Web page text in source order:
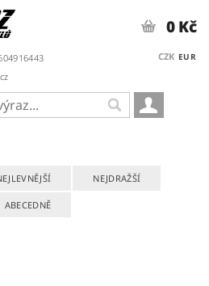
CZK EUR
0 Kč
NEJDRAŽŠÍ
ABECEDNĚ